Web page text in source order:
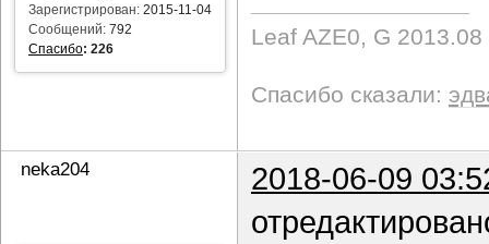
Зарегистрирован: 2015-11-04
Сообщений: 792
Спасибо: 226
Leaf AZE0, G 2013.08
Спасибо сказали:
neka204
2018-06-09